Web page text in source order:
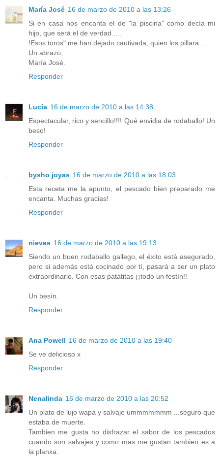
María José 16 de marzo de 2010 a las 13:26
Si en casa nos encanta el de "la piscina" como decía mi
hijo, que será el de verdad.....
!Esos toros" me han dejado cautivada, quien los pillara....
Un abrazo,
María José.
Responder
Lucía 16 de marzo de 2010 a las 14:38
Espectacular, rico y sencillo!!!! Qué envidia de rodaballo! Un
beso!
Responder
bysho joyas 16 de marzo de 2010 a las 18:03
Esta receta me la apunto, el pescado bien preparado me
encanta. Muchas gracias!
Responder
nieves 16 de marzo de 2010 a las 19:13
Siendo un buen rodaballo gallego, el éxito está asegurado,
pero si además está cocinado por tí, pasará a ser un plato
extraordinario. Con esas patatitas ¡¡todo un festín!!
Un besín.
Responder
Ana Powell 16 de marzo de 2010 a las 19:40
Se ve delicioso x
Responder
Nenalinda 16 de marzo de 2010 a las 20:52
Un plato de lujo wapa y salvaje ummmmmmm ...seguro que
estaba de muerte.
Tambien me gusta no disfrazar el sabor de los pescados
cuando son salvajes y como mas me gustan tambien es a
la planxa.